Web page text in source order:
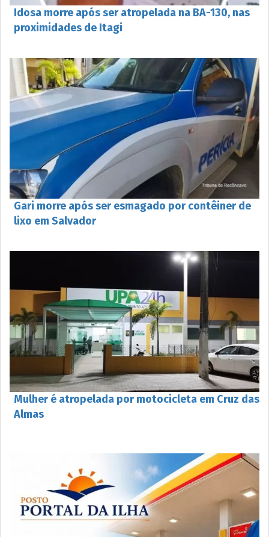
Idosa morre após ser atropelada na BA-130, nas
proximidades de Itagi
Gari morre após ser esmagado por contêiner de
lixo em Salvador
Mulher é atropelada por motocicleta em Cruz das
Almas